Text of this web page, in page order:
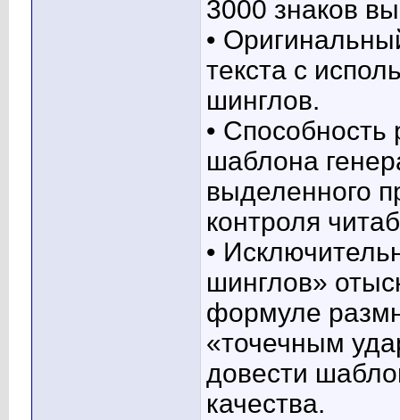
3000 знаков
•
текста с
шинглов.
•
шаблона
выделенного
контроля
•
шинглов»
формуле
«точечным
довести
качества.